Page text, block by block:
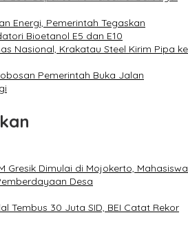
Energi, Pemerintah Tegaskan
Bioetanol E5 dan E10
Nasional, Krakatau Steel Kirim Pipa ke
Pemerintah Buka Jalan
Gresik Dimulai di Mojokerto, Mahasiswa
Desa
Tembus 30 Juta SID, BEI Catat Rekor